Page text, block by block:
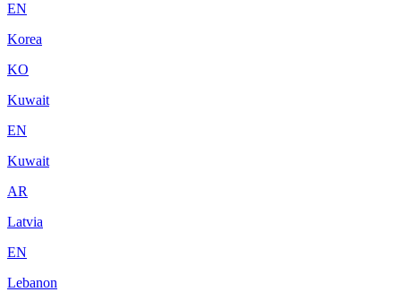
EN
Korea
KO
Kuwait
EN
Kuwait
AR
Latvia
EN
Lebanon